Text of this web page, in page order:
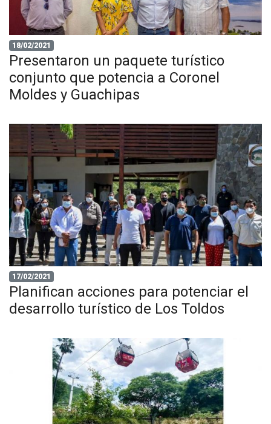
18/02/2021
Presentaron un paquete turístico
conjunto que potencia a Coronel
Moldes y Guachipas
17/02/2021
Planifican acciones para potenciar el
desarrollo turístico de Los Toldos